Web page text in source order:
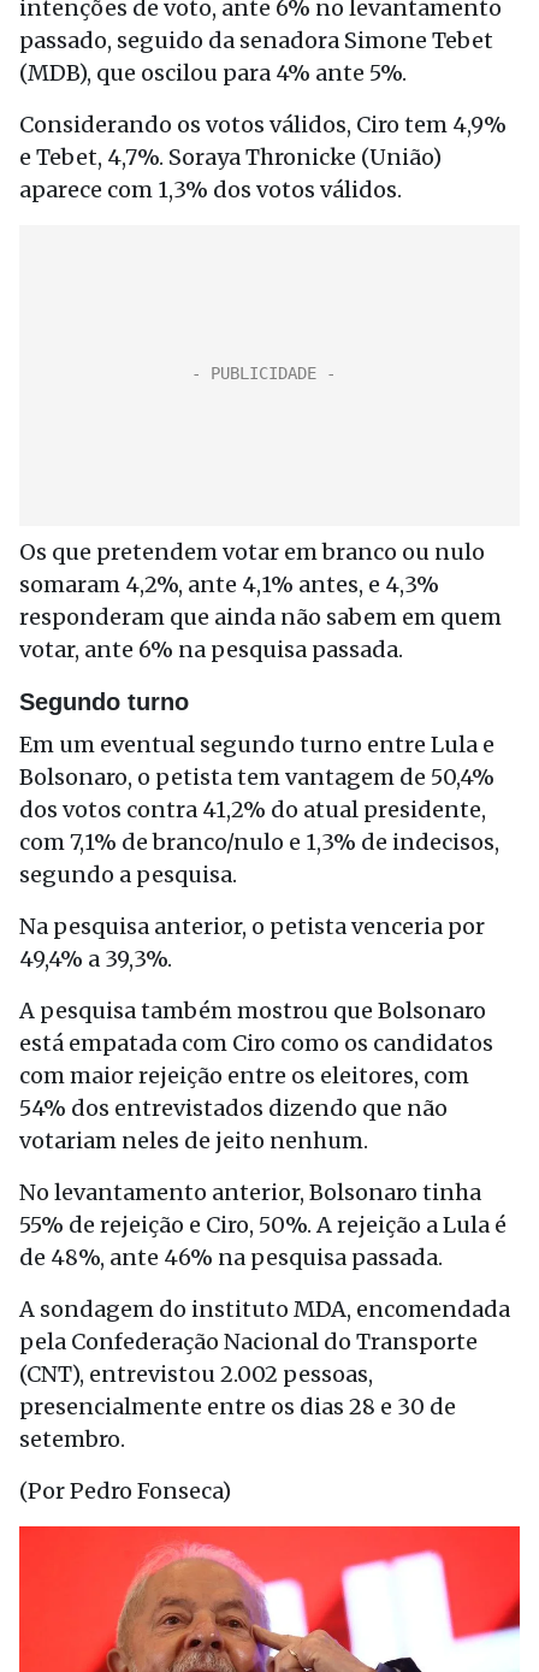
intenções de voto, ante 6% no levantamento
passado, seguido da senadora Simone Tebet
(MDB), que oscilou para 4% ante 5%.
Considerando os votos válidos, Ciro tem 4,9%
e Tebet, 4,7%. Soraya Thronicke (União)
aparece com 1,3% dos votos válidos.
Os que pretendem votar em branco ou nulo
somaram 4,2%, ante 4,1% antes, e 4,3%
responderam que ainda não sabem em quem
votar, ante 6% na pesquisa passada.
Segundo turno
Em um eventual segundo turno entre Lula e
Bolsonaro, o petista tem vantagem de 50,4%
dos votos contra 41,2% do atual presidente,
com 7,1% de branco/nulo e 1,3% de indecisos,
segundo a pesquisa.
Na pesquisa anterior, o petista venceria por
49,4% a 39,3%.
A pesquisa também mostrou que Bolsonaro
está empatada com Ciro como os candidatos
com maior rejeição entre os eleitores, com
54% dos entrevistados dizendo que não
votariam neles de jeito nenhum.
No levantamento anterior, Bolsonaro tinha
55% de rejeição e Ciro, 50%. A rejeição a Lula é
de 48%, ante 46% na pesquisa passada.
A sondagem do instituto MDA, encomendada
pela Confederação Nacional do Transporte
(CNT), entrevistou 2.002 pessoas,
presencialmente entre os dias 28 e 30 de
setembro.
(Por Pedro Fonseca)